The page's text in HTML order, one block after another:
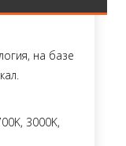
на базе
3000K,